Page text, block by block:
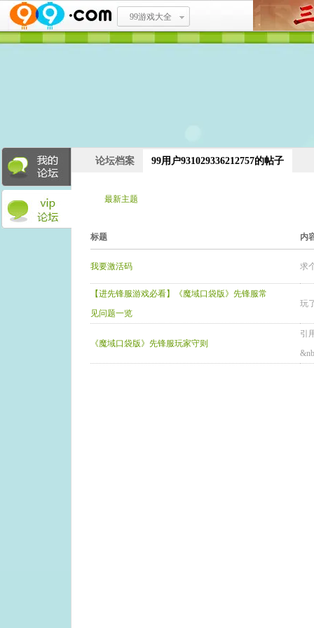
99游戏大全
论坛档案 99用户931029336212757的帖子
最新主题
标题 内
我要激活码 求
【进先锋服游戏必看】《魔域口袋版》先锋服常
见问题一览
玩
《魔域口袋版》先锋服玩家守则
引